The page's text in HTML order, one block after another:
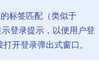
标签匹配（类似于
登录提示，以便用户登
开登录弹出式窗口。